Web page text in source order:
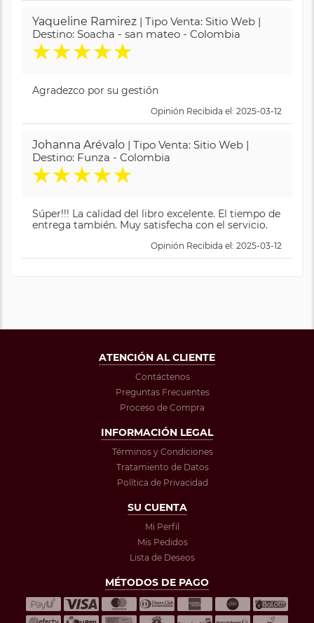
Yaqueline Ramirez | Tipo Venta: Sitio Web |
Destino: Soacha - san mateo - Colombia
★★★★★
Agradezco por su gestión
Opinión Recibida el: 2025-03-12
Johanna Arévalo | Tipo Venta: Sitio Web |
Destino: Funza - Colombia
★★★★★
Súper!!! La calidad del libro excelente. El tiempo de
entrega también. Muy satisfecha con el servicio.
Opinión Recibida el: 2025-03-12
ATENCIÓN AL CLIENTE
Contáctenos
Preguntas Frecuentes
Proceso de Compra
INFORMACIÓN LEGAL
Términos y Condiciones
Tratamiento de Datos
Política de Privacidad
SU CUENTA
Mi Perfil
Mis Pedidos
Lista de Deseos
MÉTODOS DE PAGO